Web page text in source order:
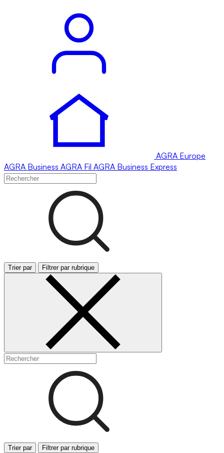
AGRA Europe
AGRA Business AGRA Fil AGRA Business Express
Trier par Filtrer par rubrique
Trier par Filtrer par rubrique